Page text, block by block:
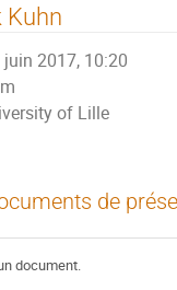
Kuhn
juin 2017, 10:20
of Lille
de
document.